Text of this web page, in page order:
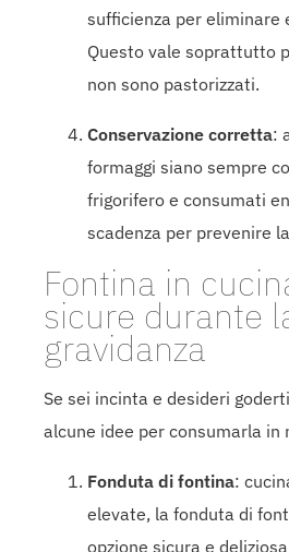
sufficienza per eliminare
Questo vale soprattutto
non sono pastorizzati.
Conservazione corretta:
formaggi siano sempre
frigorifero e consumati
scadenza per prevenire
Fontina in
sicure durante
gravidanza
Se sei incinta e desideri
alcune idee per consumarla in
Fonduta di fontina:
elevate, la fonduta di
opzione sicura e